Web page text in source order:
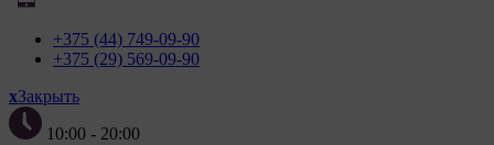
+375 (44) 749-09-90
+375 (29) 569-09-90
xЗакрыть
10:00 - 20:00